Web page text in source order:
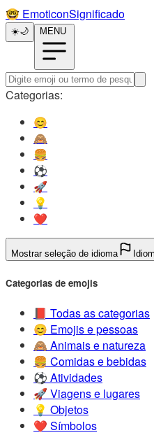
🤓️ EmoticonSignificado
☀️🌙 MENU
Categorias:
😊️
🙈️
🍔️
⚽️
🚀️
💡️
❤️
Mostrar seleção de idioma
Categorias de emojis
📕️ Todas as categorias
😊️ Emojis e pessoas
🙈️ Animais e natureza
🍔️ Comidas e bebidas
⚽️ Atividades
🚀️ Viagens e lugares
💡️ Objetos
❤️ Símbolos